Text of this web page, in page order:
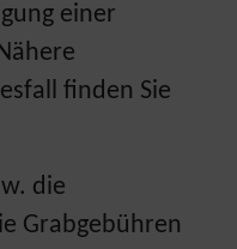
einer
finden Sie
die
Grabgebühren